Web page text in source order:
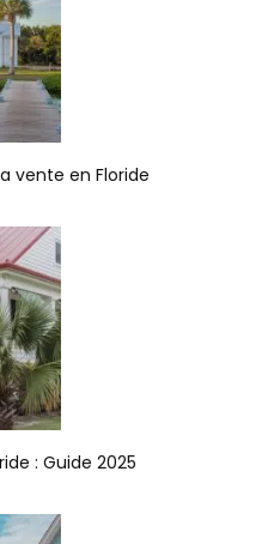
vente en Floride
: Guide 2025